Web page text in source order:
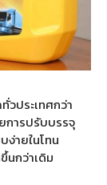
วประเทศกว่า
การปรับบรรจุ
ง่ายในโทน
นกว่าเดิม